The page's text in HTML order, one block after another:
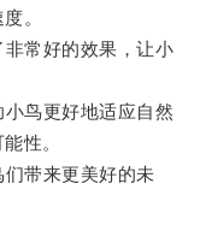
。
常好的效果，让小
鸟更好地适应自然
性。
带来更美好的未